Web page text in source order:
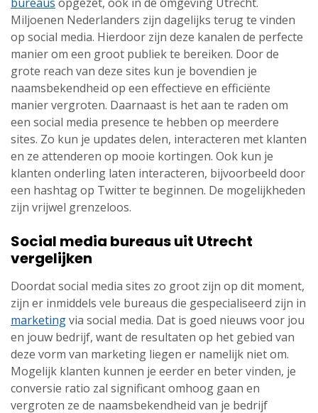
Miljoenen Nederlanders zijn dagelijks terug te vinden
op social media. Hierdoor zijn deze kanalen de perfecte
manier om een groot publiek te bereiken. Door de
grote reach van deze sites kun je bovendien je
naamsbekendheid op een effectieve en efficiënte
manier vergroten. Daarnaast is het aan te raden om
een social media presence te hebben op meerdere
sites. Zo kun je updates delen, interacteren met klanten
en ze attenderen op mooie kortingen. Ook kun je
klanten onderling laten interacteren, bijvoorbeeld door
een hashtag op Twitter te beginnen. De mogelijkheden
zijn vrijwel grenzeloos.
Social media bureaus uit Utrecht
vergelijken
Doordat social media sites zo groot zijn op dit moment,
zijn er inmiddels vele bureaus die gespecialiseerd zijn in
marketingvia social media. Dat is goed nieuws voor jou
en jouw bedrijf, want de resultaten op het gebied van
deze vorm van marketing liegen er namelijk niet om.
Mogelijk klanten kunnen je eerder en beter vinden, je
conversie ratio zal significant omhoog gaan en
vergroten ze de naamsbekendheid van je bedrijf